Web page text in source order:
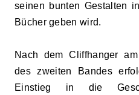
seinen bunten Gestalten
Bücher geben wird.
Nach dem Cliffhanger
des zweiten Bandes
Einstieg in die